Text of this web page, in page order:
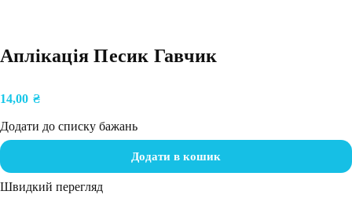
Аплікація Песик Гавчик
14,00 ₴
Додати до списку бажань
Додати в кошик
Швидкий перегляд